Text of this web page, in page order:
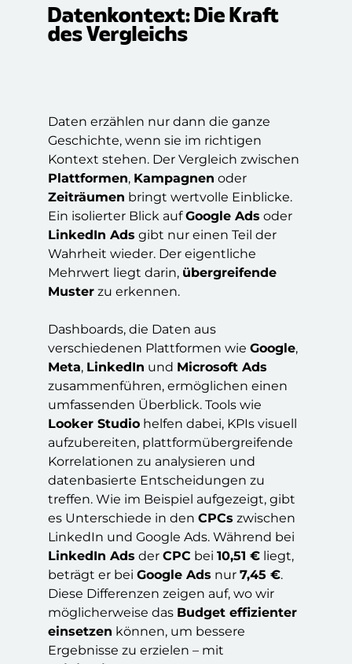
Datenkontext: Die Kraft
des Vergleichs
Daten erzählen nur dann die ganze
Geschichte, wenn sie im richtigen
Kontext stehen. Der Vergleich zwischen
Plattformen, Kampagnen oder
Zeiträumen bringt wertvolle Einblicke.
Ein isolierter Blick aufGoogle Ads oder
LinkedIn Ads gibt nur einen Teil der
Wahrheit wieder. Der eigentliche
Mehrwert liegt darin, übergreifende
Muster zu erkennen.
Dashboards, die Daten aus
verschiedenen Plattformen wie Google,
Meta, LinkedIn und Microsoft Ads
zusammenführen, ermöglichen einen
umfassenden Überblick. Tools wie
Looker Studio helfen dabei, KPIs visuell
aufzubereiten, plattformübergreifende
Korrelationen zu analysieren und
datenbasierte Entscheidungen zu
treffen. Wie im Beispiel aufgezeigt, gibt
es Unterschiede in den CPCs zwischen
LinkedIn und Google Ads. Während bei
LinkedIn Ads der CPC bei 10,51 € liegt,
beträgt er bei Google Ads nur 7,45 €.
Diese Differenzen zeigen auf, wo wir
möglicherweise das Budget effizienter
einsetzen können, um bessere
Ergebnisse zu erzielen – mit